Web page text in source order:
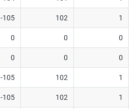
-105 102 1
0 0 0
0 0 0
-105 102 1
-105 102 1